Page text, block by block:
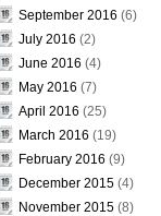
September 2016 (6)
July 2016 (2)
June 2016 (4)
May 2016 (7)
April 2016 (25)
March 2016 (19)
February 2016 (9)
December 2015 (4)
November 2015 (8)